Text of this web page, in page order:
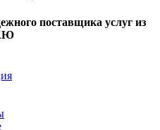
поставщика услуг из